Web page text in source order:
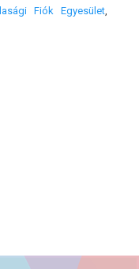
Fiók Egyesület